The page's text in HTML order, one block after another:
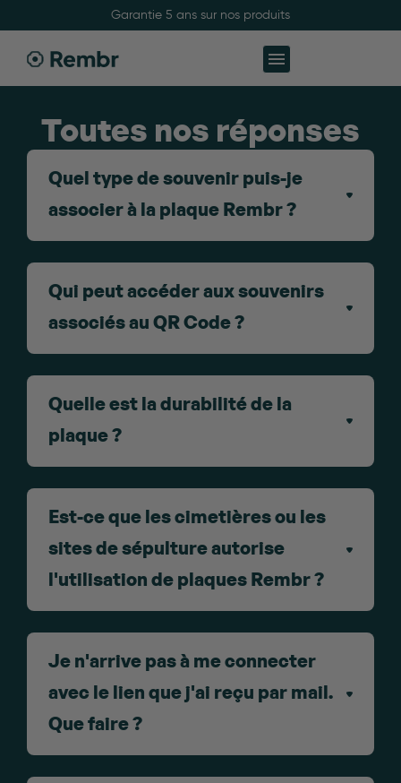
Garantie 5 ans sur nos produits
Toutes nos réponses
Quel type de souvenir puis-je
associer à la plaque Rembr ?
Qui peut accéder aux souvenirs
associés au QR Code ?
Quelle est la durabilité de la
plaque ?
Est-ce que les cimetières ou les
sites de sépulture autorise
l'utilisation de plaques Rembr ?
Je n'arrive pas à me connecter
avec le lien que j'ai reçu par mail.
Que faire ?